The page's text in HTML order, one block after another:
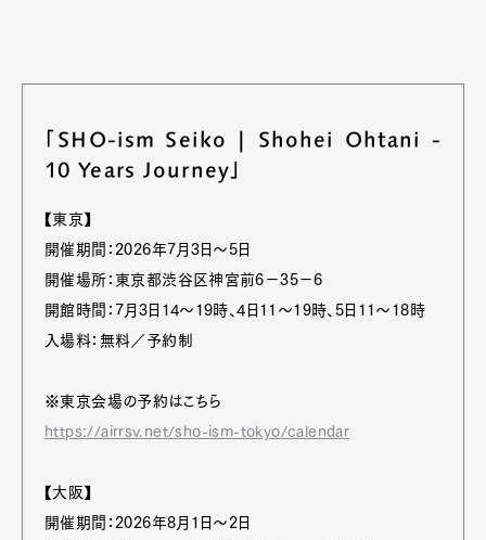
「SHO-ism Seiko | Shohei Ohtani -
10 Years Journey」
【東京】
開催期間：2026年7月3日～5日
開催場所：東京都渋谷区神宮前6−35−6
開館時間：7月3日14〜19時、4日11〜19時、5日11〜18時
入場料：無料／予約制
※東京会場の予約はこちら
https://airrsv.net/sho-ism-tokyo/calendar
【大阪】
開催期間：2026年8月1日～2日